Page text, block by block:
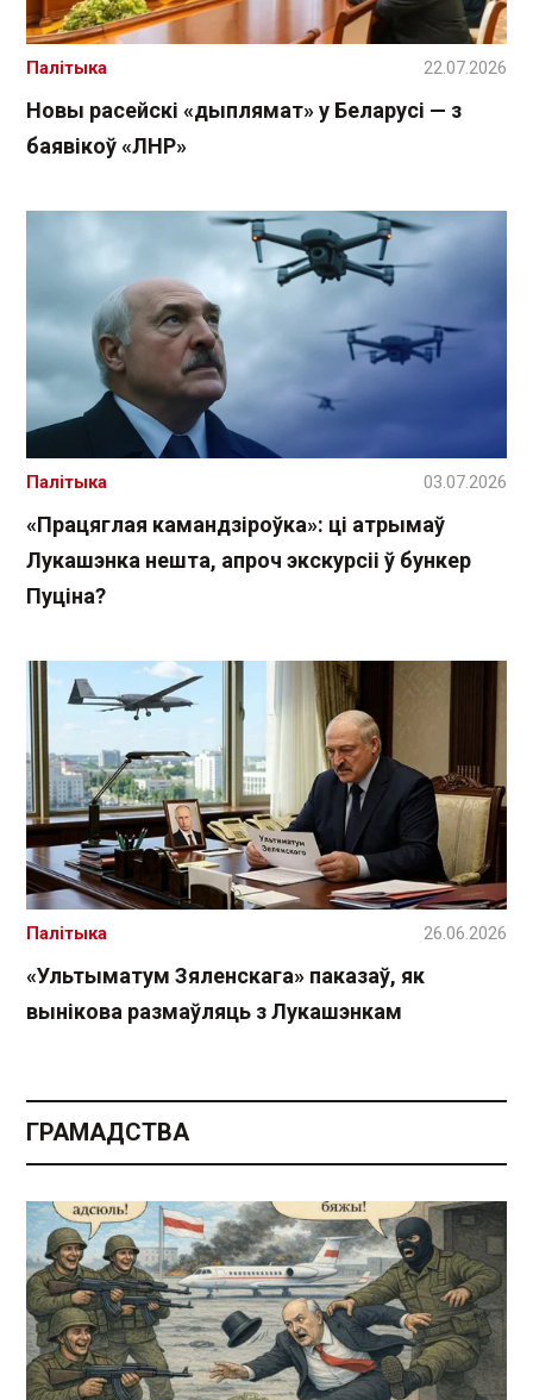
Новы расейскі «дыплямат» у Беларусі — з
баявікоў «ЛНР»
Палітыка 22.07.2026
«Працяглая камандзіроўка»: ці атрымаў
Лукашэнка нешта, апроч экскурсіі ў бункер
Пуціна?
Палітыка 03.07.2026
«Ультыматум Зяленскага» паказаў, як
вынікова размаўляць з Лукашэнкам
Палітыка 26.06.2026
ГРАМАДСТВА